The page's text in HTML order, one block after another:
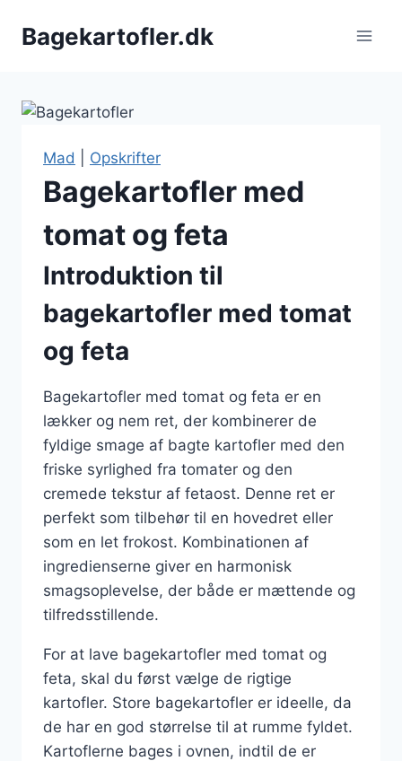
Bagekartofler.dk
Mad Opskrifter
Bagekartofler med
tomat og feta
Introduktion til
bagekartofler med tomat
og feta
Bagekartofler med tomat og feta er en
lækker og nem ret, der kombinerer de
fyldige smage af bagte kartofler med den
friske syrlighed fra tomater og den
cremede tekstur af fetaost. Denne ret er
perfekt som tilbehør til en hovedret eller
som en let frokost. Kombinationen af
ingredienserne giver en harmonisk
smagsoplevelse, der både er mættende og
tilfredsstillende.
For at lave bagekartofler med tomat og
feta, skal du først vælge de rigtige
kartofler. Store bagekartofler er ideelle, da
de har en god størrelse til at rumme fyldet.
Kartoflerne bages i ovnen, indtil de er